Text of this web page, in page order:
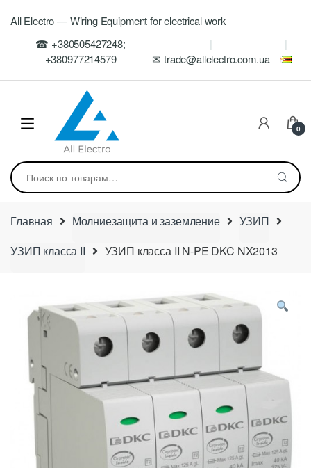
navigation
All Electro — Wiring Equipment for electrical work
☎ +380505427248;
+380977214579
✉ trade@allelectro.com.ua
0
Искать:
Главная Молниезащита и заземление
УЗИП
УЗИП класса II
УЗИП класса II N-PE DKC NX2013